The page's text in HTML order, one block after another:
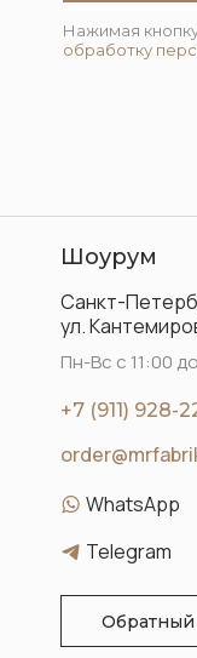
Нажимая
обработку
Санкт-
ул.
Шоурум
+7 (911) 928-
Пн-Вс с 11:00
WhatsApp
Telegram
Обратный